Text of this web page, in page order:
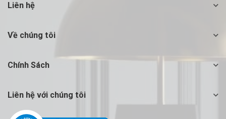
Liên hệ
Về chúng tôi
Chính Sách
Liên hệ với chúng tôi